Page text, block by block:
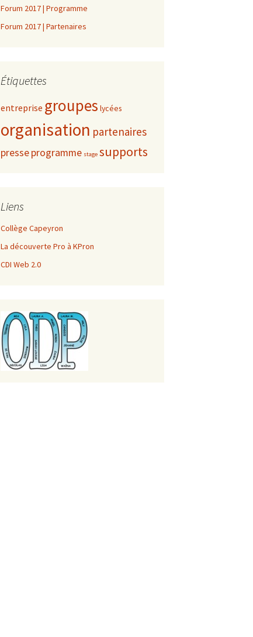
Forum 2017 | Programme
Forum 2017 | Partenaires
Étiquettes
entreprise groupes lycées
organisation partenaires
presseprogramme stage supports
Liens
Collège Capeyron
La découverte Pro à KPron
CDI Web 2.0